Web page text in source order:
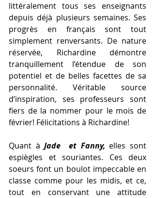
littéralement tous ses enseignants
depuis déjà plusieurs semaines. Ses
progrès en français sont tout
simplement renversants. De nature
réservée, Richardine démontre
tranquillement l’étendue de son
potentiel et de belles facettes de sa
personnalité. Véritable source
d’inspiration, ses professeurs sont
fiers de la nommer pour le mois de
février! Félicitations à Richardine!
Quant à Jade  et Fanny, elles sont
espiègles et souriantes. Ces deux
soeurs font un boulot impeccable en
classe comme pour les midis, et ce,
tout en conservant une attitude